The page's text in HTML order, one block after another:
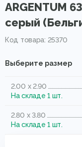
ARGENTUM
серый
Код товара: 25370
Выберите размер
2.00 x 2.90
На складе 1 шт.
2.80 x 3.80
На складе 1 шт.